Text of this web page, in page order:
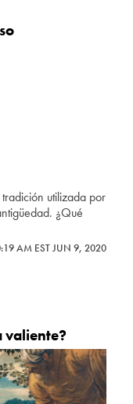
utilizada por
¿Qué
AM EST JUN 9, 2020
valiente?